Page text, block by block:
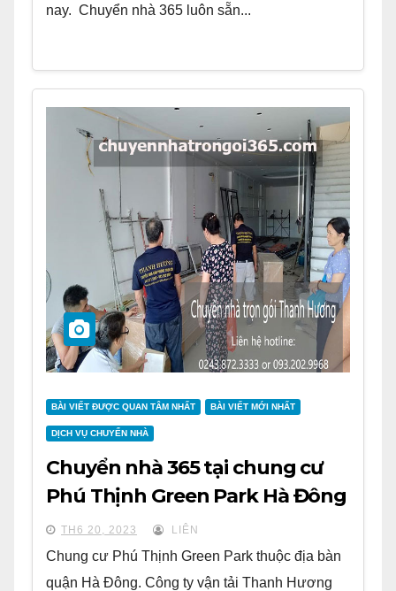
nay. Chuyển nhà 365 luôn sẵn...
BÀI VIẾT ĐƯỢC QUAN TÂM NHẤT BÀI VIẾT MỚI NHẤT
DỊCH VỤ CHUYỂN NHÀ
Chuyển nhà 365 tại chung cư
Phú Thịnh Green Park Hà Đông
TH6 20, 2023 LIÊN
Chung cư Phú Thịnh Green Park thuộc địa bàn
quận Hà Đông. Công ty vận tải Thanh Hương